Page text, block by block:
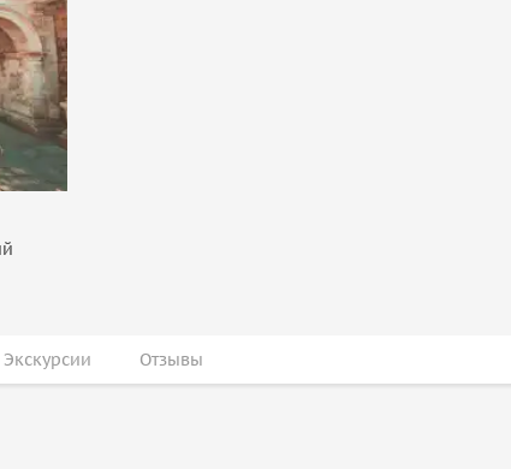
Экскурсии Отзывы